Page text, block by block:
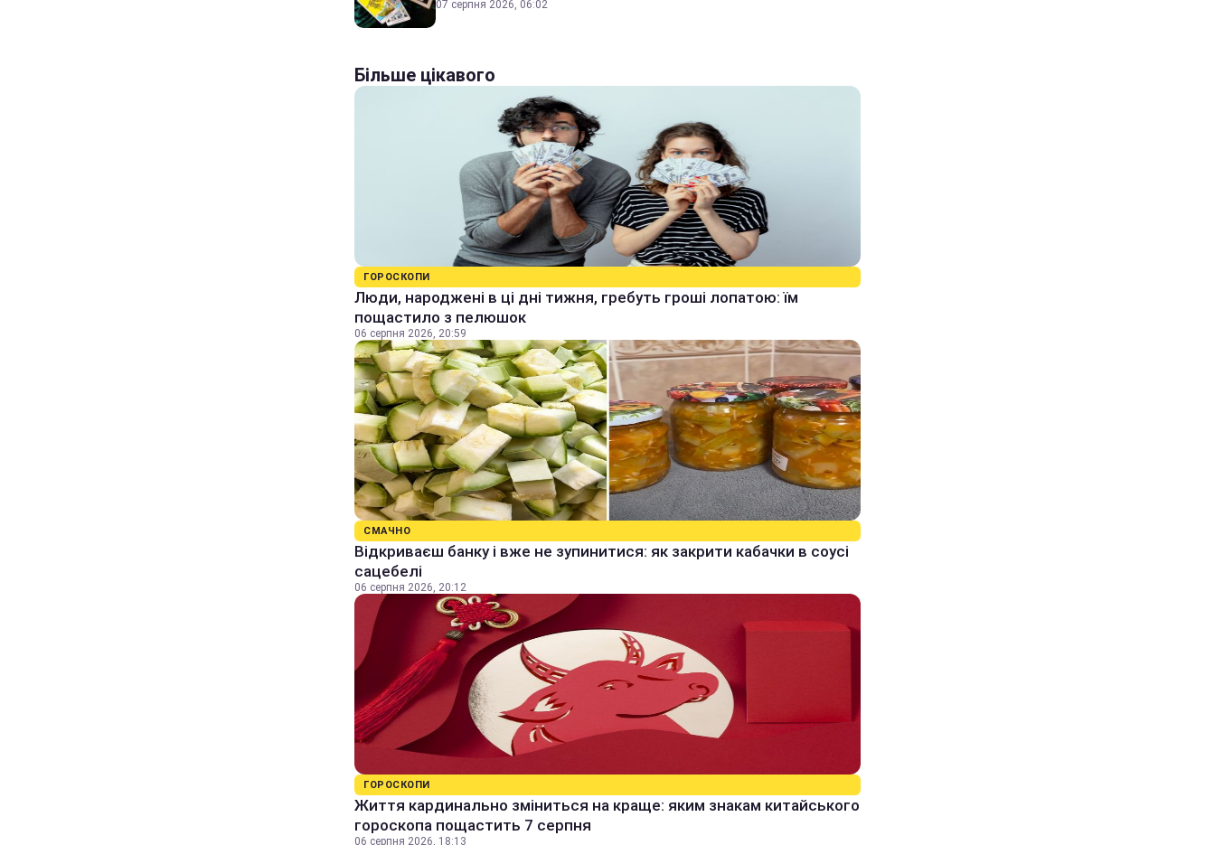
07 серпня 2026, 06:02
Більше цікавого
ГОРОСКОПИ
Люди, народжені в ці дні тижня, гребуть гроші лопатою: їм
пощастило з пелюшок
06 серпня 2026, 20:59
СМАЧНО
Відкриваєш банку і вже не зупинитися: як закрити кабачки в соусі
сацебелі
06 серпня 2026, 20:12
ГОРОСКОПИ
Життя кардинально зміниться на краще: яким знакам китайського
гороскопа пощастить 7 серпня
06 серпня 2026, 18:13